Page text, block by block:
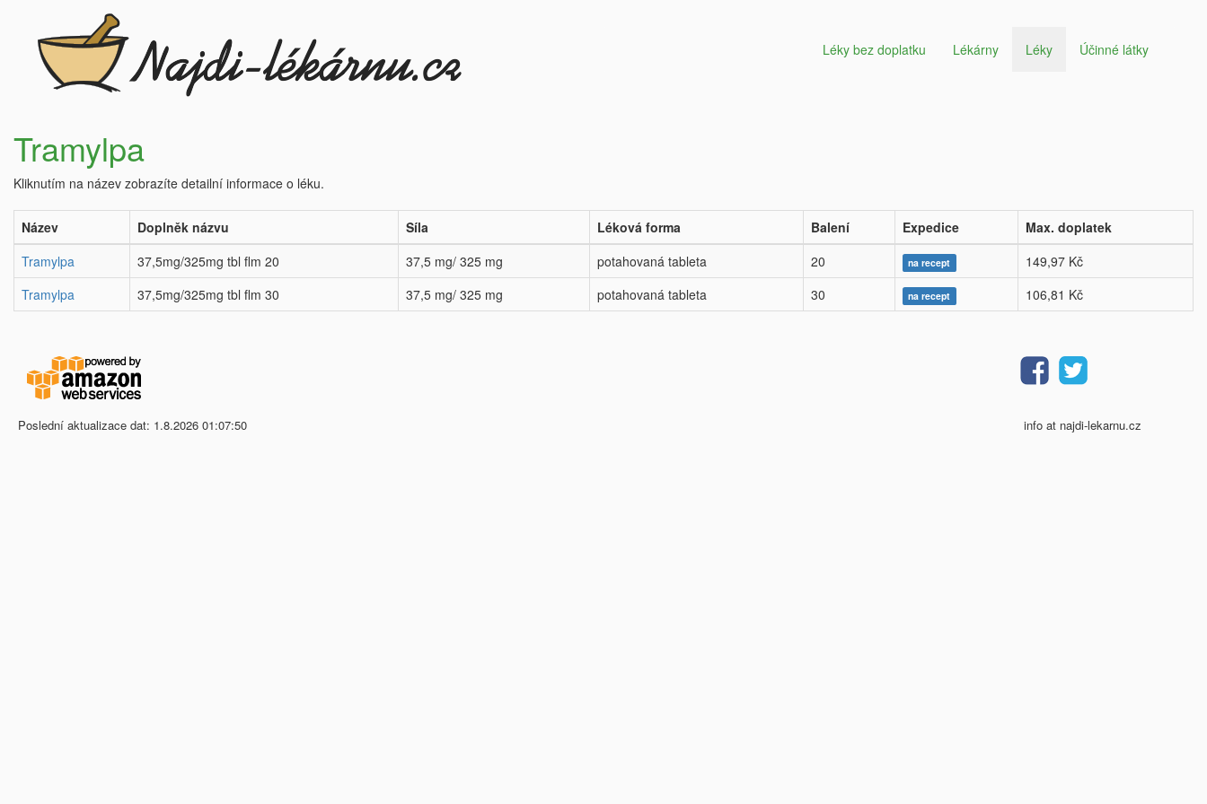
Léky bez doplatku Lékárny Léky Účinné látky
Tramylpa
Kliknutím na název zobrazíte detailní informace o léku.
Název Doplněk názvu Síla Léková forma Balení Expedice
Max. doplatek
Tramylpa
37,5mg/325mg tbl flm 20 37,5 mg/ 325 mg potahovaná tableta 20 na recept
149,97 Kč
Tramylpa
37,5mg/325mg tbl flm 30 37,5 mg/ 325 mg potahovaná tableta 30 na recept 106,81 Kč
Poslední aktualizace dat: 1.8.2026 01:07:50 info at najdi-lekarnu.cz